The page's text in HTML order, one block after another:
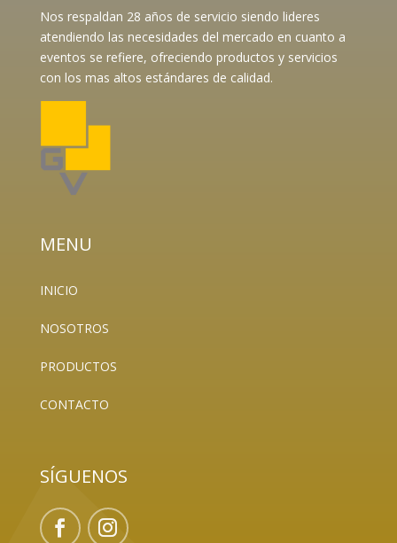
Nos respaldan 28 años de servicio siendo lideres
atendiendo las necesidades del mercado en cuanto a
eventos se refiere, ofreciendo productos y servicios
con los mas altos estándares de calidad.
MENU
INICIO
NOSOTROS
PRODUCTOS
CONTACTO
SÍGUENOS